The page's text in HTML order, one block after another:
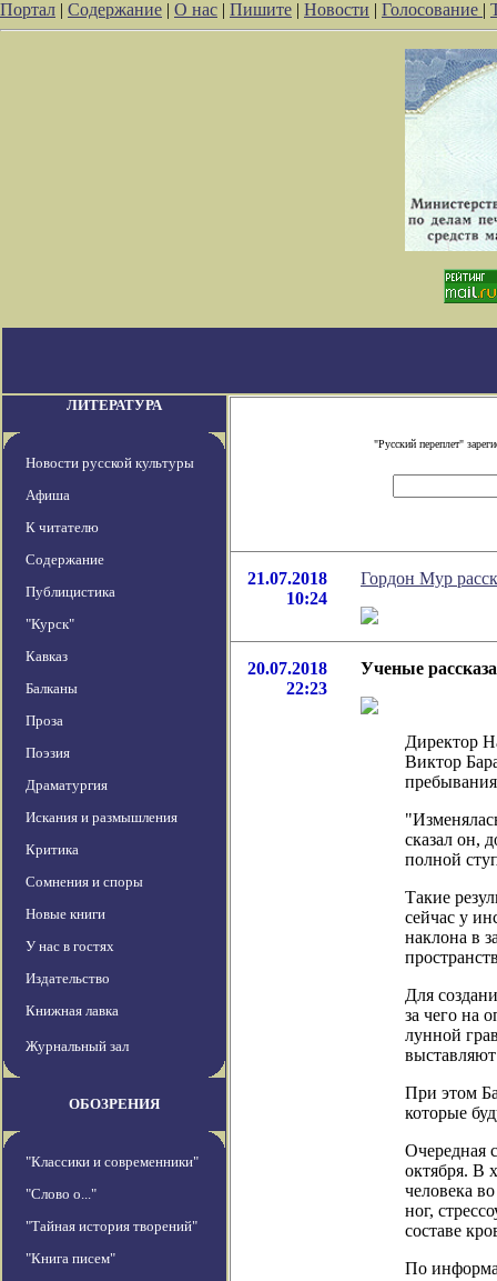
Портал | Содержание | О нас | Пишите | Новости | Голосование |
ЛИТЕРАТУРА
Новости русской культуры
Афиша
К читателю
Содержание
Публицистика
"Курск"
Кавказ
Балканы
Проза
Поэзия
Драматургия
Искания и размышления
Критика
Сомнения и споры
Новые книги
У нас в гостях
Издательство
Книжная лавка
Журнальный зал
ОБОЗРЕНИЯ
"Классики и современники"
"Слово о..."
"Тайная история творений"
"Книга писем"
"Русский переплет"
21.07.2018
10:24
Гордон Мур
20.07.2018
22:23
Ученые
Директор
Виктор
сказал он,
полной
Такие
сейчас у
наклона в
Для
за чего на
лунной
При этом
которые
Очередная
октября. В
человека
ног,
составе
По